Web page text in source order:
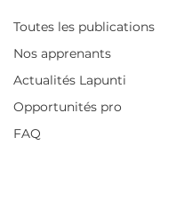
Toutes les publications
Nos apprenants
Actualités Lapunti
Opportunités pro
FAQ